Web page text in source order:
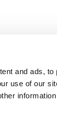
and ads,
use of our